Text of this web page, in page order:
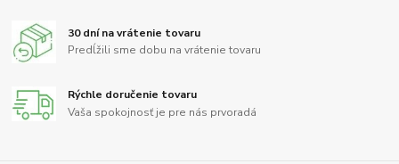
30 dní na vrátenie tovaru
Predĺžili sme dobu na vrátenie tovaru
Rýchle doručenie tovaru
Vaša spokojnosť je pre nás prvoradá